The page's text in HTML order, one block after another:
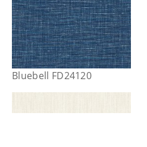
Bluebell FD24120